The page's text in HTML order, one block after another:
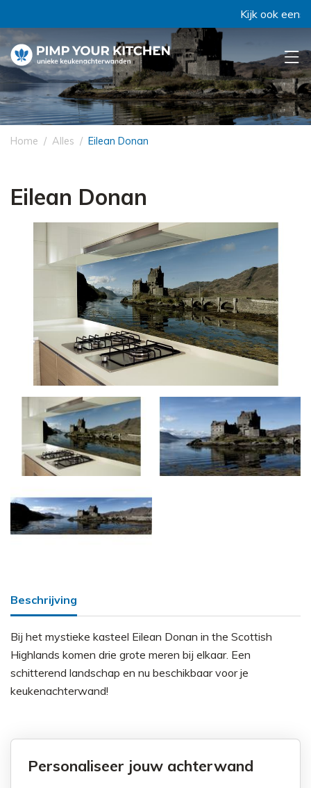
Kijk ook eens bij
Home Alles Eilean Donan
Eilean Donan
Beschrijving
Bij het mystieke kasteel Eilean Donan in the Scottish
Highlands komen drie grote meren bij elkaar. Een
schitterend landschap en nu beschikbaar voor je
keukenachterwand!
Personaliseer jouw achterwand